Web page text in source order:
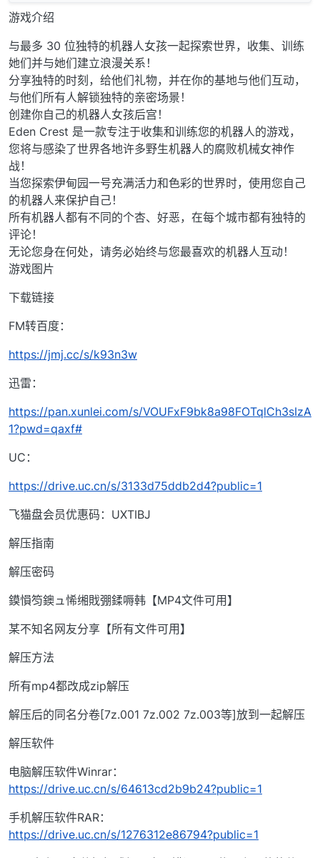
游戏介绍
与最多 30 位独特的机器人女孩一起探索世界，收集、训练
她们并与她们建立浪漫关系！
分享独特的时刻，给他们礼物，并在你的基地与他们互动，
与他们所有人解锁独特的亲密场景！
创建你自己的机器人女孩后宫！
Eden Crest 是一款专注于收集和训练您的机器人的游戏，
您将与感染了世界各地许多野生机器人的腐败机械女神作
战！
当您探索伊甸园一号充满活力和色彩的世界时，使用您自己
的机器人来保护自己！
所有机器人都有不同的个杏、好恶，在每个城市都有独特的
评论！
无论您身在何处，请务必始终与您最喜欢的机器人互动！
游戏图片
下载链接
FM转百度：
https://jmj.cc/s/k93n3w
迅雷：
https://pan.xunlei.com/s/VOUFxF9bk8a98FOTqlCh3sIzA
1?pwd=qaxf#
UC：
https://drive.uc.cn/s/3133d75ddb2d4?public=1
飞猫盘会员优惠码：UXTIBJ
解压指南
解压密码
鏌愪笉鐭ュ悕缃戝弸鍒嗕韩【MP4文件可用】
某不知名网友分享【所有文件可用】
解压方法
所有mp4都改成zip解压
解压后的同名分卷[7z.001 7z.002 7z.003等]放到一起解压
解压软件
电脑解压软件Winrar：
https://drive.uc.cn/s/64613cd2b9b24?public=1
手机解压软件RAR：
https://drive.uc.cn/s/1276312e86794?public=1